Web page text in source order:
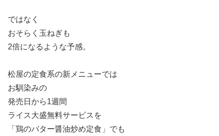
ではなく
おそらく玉ねぎも
2倍になるような予感。
松屋の定食系の新メニューでは
お馴染みの
発売日から1週間
ライス大盛無料サービスを
「鶏のバター醤油炒め定食」でも